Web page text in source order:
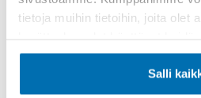
tietoja muihin tietoihin, joita olet
Salli
Suurempi viimeinen erä